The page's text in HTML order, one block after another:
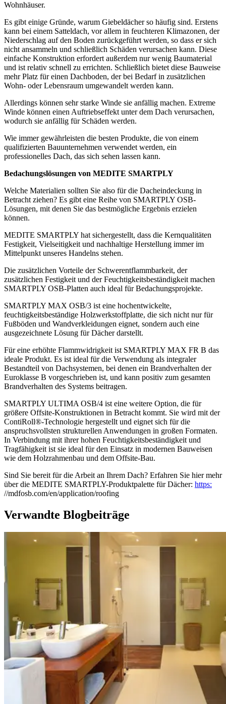
Wohnhäuser.
Es gibt einige Gründe, warum Giebeldächer so häufig sind. Erstens
kann bei einem Satteldach, vor allem in feuchteren Klimazonen, der
Niederschlag auf den Boden zurückgeführt werden, so dass er sich
nicht ansammeln und schließlich Schäden verursachen kann. Diese
einfache Konstruktion erfordert außerdem nur wenig Baumaterial
und ist relativ schnell zu errichten. Schließlich bietet diese Bauweise
mehr Platz für einen Dachboden, der bei Bedarf in zusätzlichen
Wohn- oder Lebensraum umgewandelt werden kann.
Allerdings können sehr starke Winde sie anfällig machen. Extreme
Winde können einen Auftriebseffekt unter dem Dach verursachen,
wodurch sie anfällig für Schäden werden.
Wie immer gewährleisten die besten Produkte, die von einem
qualifizierten Bauunternehmen verwendet werden, ein
professionelles Dach, das sich sehen lassen kann.
Bedachungslösungen von MEDITE SMARTPLY
Welche Materialien sollten Sie also für die Dacheindeckung in
Betracht ziehen? Es gibt eine Reihe von SMARTPLY OSB-
Lösungen, mit denen Sie das bestmögliche Ergebnis erzielen
können.
MEDITE SMARTPLY hat sichergestellt, dass die Kernqualitäten
Festigkeit, Vielseitigkeit und nachhaltige Herstellung immer im
Mittelpunkt unseres Handelns stehen.
Die zusätzlichen Vorteile der Schwerentflammbarkeit, der
zusätzlichen Festigkeit und der Feuchtigkeitsbeständigkeit machen
SMARTPLY OSB-Platten auch ideal für Bedachungsprojekte.
SMARTPLY MAX OSB/3 ist eine hochentwickelte,
feuchtigkeitsbeständige Holzwerkstoffplatte, die sich nicht nur für
Fußböden und Wandverkleidungen eignet, sondern auch eine
ausgezeichnete Lösung für Dächer darstellt.
Für eine erhöhte Flammwidrigkeit ist SMARTPLY MAX FR B das
ideale Produkt. Es ist ideal für die Verwendung als integraler
Bestandteil von Dachsystemen, bei denen ein Brandverhalten der
Euroklasse B vorgeschrieben ist, und kann positiv zum gesamten
Brandverhalten des Systems beitragen.
SMARTPLY ULTIMA OSB/4 ist eine weitere Option, die für
größere Offsite-Konstruktionen in Betracht kommt. Sie wird mit der
ContiRoll®-Technologie hergestellt und eignet sich für die
anspruchsvollsten strukturellen Anwendungen in großen Formaten.
In Verbindung mit ihrer hohen Feuchtigkeitsbeständigkeit und
Tragfähigkeit ist sie ideal für den Einsatz in modernen Bauweisen
wie dem Holzrahmenbau und dem Offsite-Bau.
Sind Sie bereit für die Arbeit an Ihrem Dach? Erfahren Sie hier mehr
über die MEDITE SMARTPLY-Produktpalette für Dächer: https:
//mdfosb.com/en/application/roofing
Verwandte Blogbeiträge